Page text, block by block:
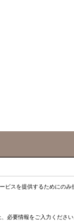
ビスを提供するためにのみ
必要情報をご入力ください